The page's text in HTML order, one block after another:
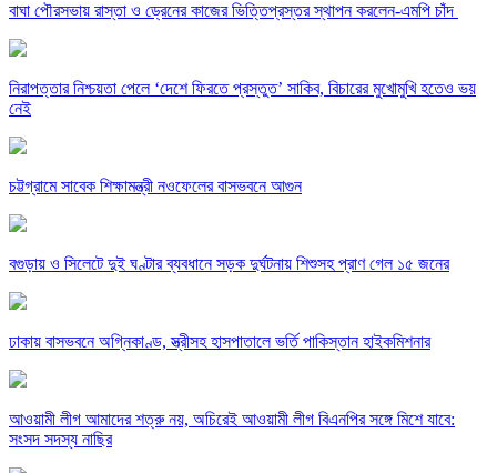
বাঘা পৌরসভায় রাস্তা ও ড্রেনের কাজের ভিত্তিপ্রস্তর স্থাপন করলেন-এমপি চাঁদ
নিরাপত্তার নিশ্চয়তা পেলে ‘দেশে ফিরতে প্রস্তুত’ সাকিব, বিচারের মুখোমুখি হতেও ভয়
নেই
চট্টগ্রামে সাবেক শিক্ষামন্ত্রী নওফেলের বাসভবনে আগুন
বগুড়ায় ও সিলেটে দুই ঘণ্টার ব্যবধানে সড়ক দুর্ঘটনায় শিশুসহ প্রাণ গেল ১৫ জনের
ঢাকায় বাসভবনে অগ্নিকাণ্ড, স্ত্রীসহ হাসপাতালে ভর্তি পাকিস্তান হাইকমিশনার
আওয়ামী লীগ আমাদের শত্রু নয়, অচিরেই আওয়ামী লীগ বিএনপির সঙ্গে মিশে যাবে:
সংসদ সদস্য নাছির